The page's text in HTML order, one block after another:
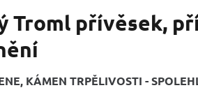
přívěsek,
KÁMEN TRPĚLIVOSTI -